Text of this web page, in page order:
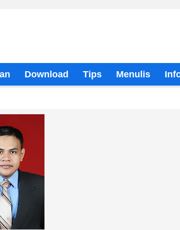
Download Tips Menulis